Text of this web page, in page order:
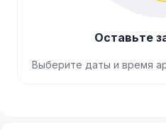
Оставьте
Выберите даты и время